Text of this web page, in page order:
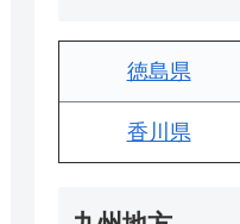
徳島県
香川県